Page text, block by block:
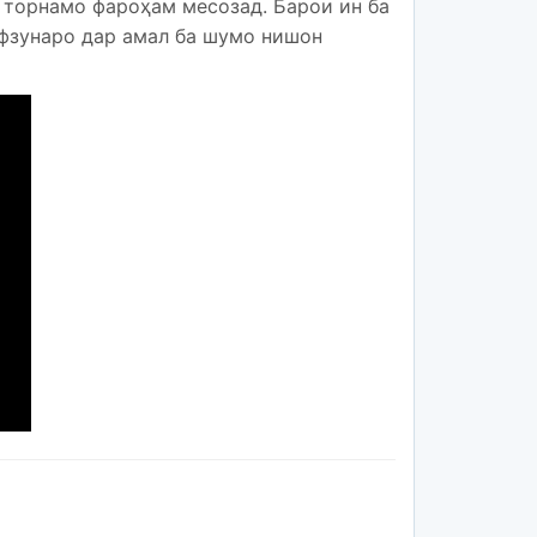
фароҳам месозад. Барои ин ба
дар амал ба шумо нишон